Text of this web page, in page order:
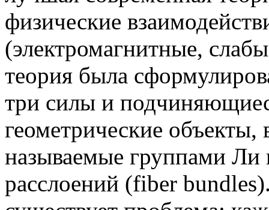
физические
(электромагнитные,
теория была
три силы и
геометрические
называемые группами Ли
расслоений (fiber